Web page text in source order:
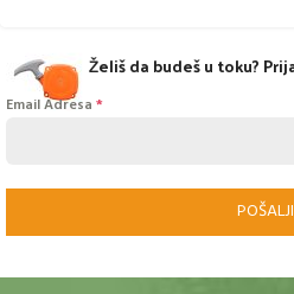
Želiš da budeš u toku?
Email Adresa *
POŠALJI